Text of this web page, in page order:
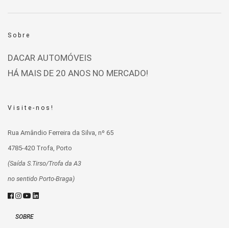
Sobre
DACAR AUTOMÓVEIS
HÁ MAIS DE 20 ANOS NO MERCADO!
Visite-nos!
Rua Amândio Ferreira da Silva, nº 65
4785-420 Trofa, Porto
(Saída S.Tirso/Trofa da A3
no sentido Porto-Braga)
SOBRE